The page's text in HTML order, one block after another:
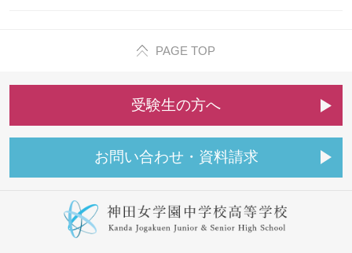
PAGE TOP
受験生の方へ
お問い合わせ ・ 資料請求